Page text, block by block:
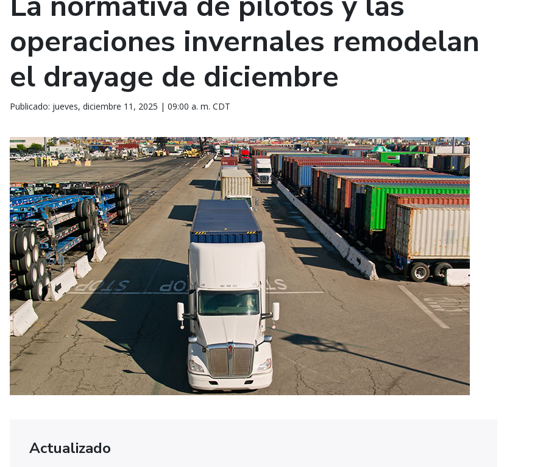
operaciones invernales remodelan
el drayage de diciembre
Publicado: jueves, diciembre 11, 2025 | 09:00 a. m. CDT
Actualizado